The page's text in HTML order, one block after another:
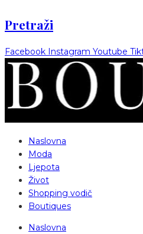
Pretraži
Facebook Instagram Youtube
Naslovna
Moda
Ljepota
Život
Shopping vodič
Boutiques
Naslovna